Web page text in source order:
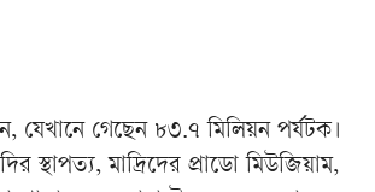
যেখানে গেছেন ৮৩.৭ মিলিয়ন পর্যটক।
স্থাপত্য, মাদ্রিদের প্রাডো মিউজিয়াম,